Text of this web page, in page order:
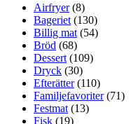
Airfryer(8)
Bageriet (130)
Billig mat (54)
Bröd (68)
Dessert (109)
Dryck (30)
Efterätter(110)
Familjefavoriter(71)
Festmat (13)
Fisk (19)